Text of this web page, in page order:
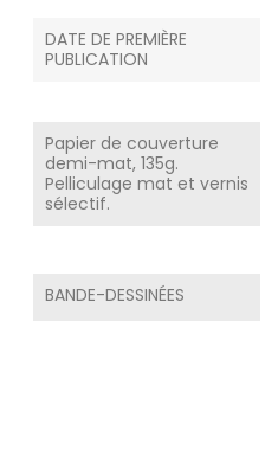
DATE DE PREMIÈRE
PUBLICATION
Papier de couverture
demi-mat, 135g.
Pelliculage mat et vernis
sélectif.
BANDE-DESSINÉES